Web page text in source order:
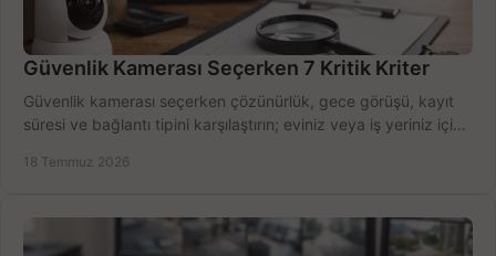
Güvenlik Kamerası Seçerken 7 Kritik Kriter
Güvenlik kamerası seçerken çözünürlük, gece görüşü, kayıt
süresi ve bağlantı tipini karşılaştırın; eviniz veya iş yeriniz için
18 Temmuz 2026